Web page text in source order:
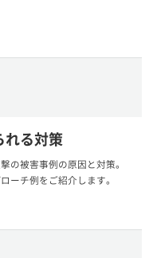
れる対策
の被害事例の原因と対策。
ーチ例をご紹介します。